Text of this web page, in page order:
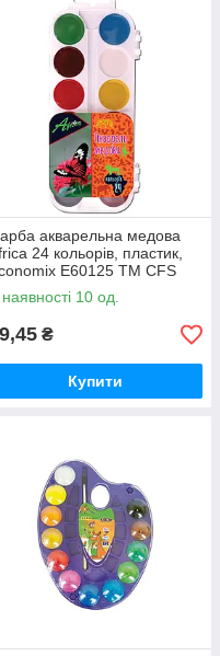
акварельна медова
24 кольорів, пластик,
E60125 ТМ CFS
10 од.
₴
Купити